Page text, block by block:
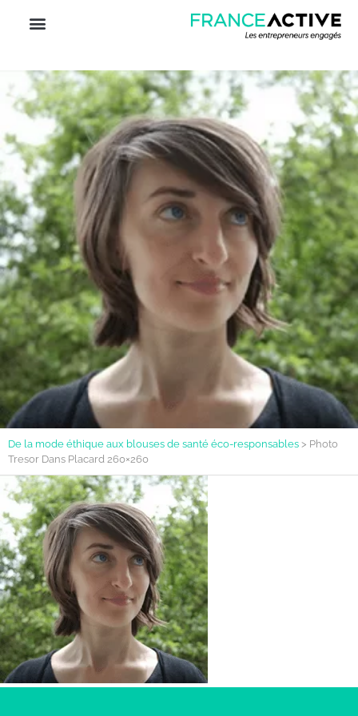
De la mode éthique aux blouses de santé éco-responsables > Photo
Tresor Dans Placard 260×260